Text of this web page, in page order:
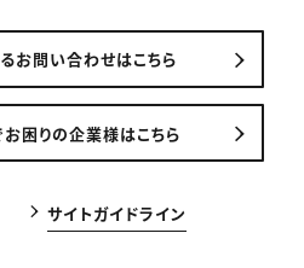
お問い合わせはこちら
お困りの企業様はこちら
サイトガイドライン